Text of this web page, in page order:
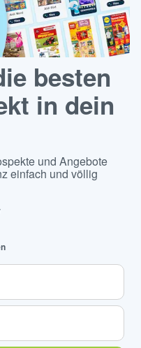
besten
in dein
und Angebote
einfach und völlig